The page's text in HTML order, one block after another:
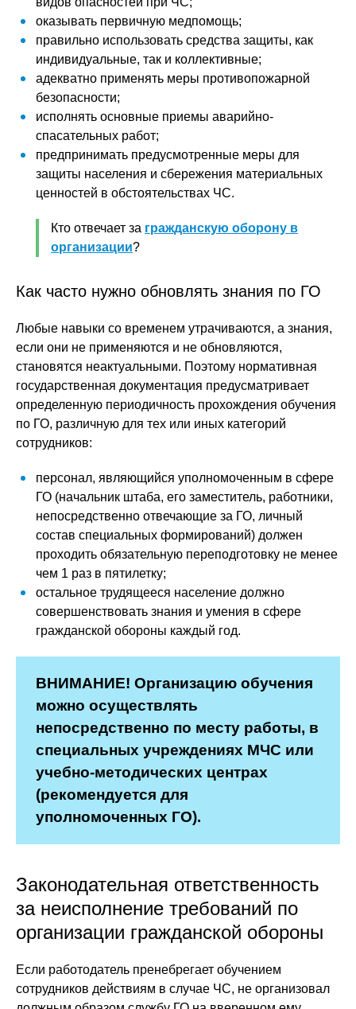
оказывать первичную медпомощь;
правильно использовать средства защиты, как
индивидуальные, так и коллективные;
адекватно применять меры противопожарной
безопасности;
исполнять основные приемы аварийно-
спасательных работ;
предпринимать предусмотренные меры для
защиты населения и сбережения материальных
ценностей в обстоятельствах ЧС.
Кто отвечает за гражданскую оборону в
организации?
Как часто нужно обновлять знания по ГО
Любые навыки со временем утрачиваются, а знания,
если они не применяются и не обновляются,
становятся неактуальными. Поэтому нормативная
государственная документация предусматривает
определенную периодичность прохождения обучения
по ГО, различную для тех или иных категорий
сотрудников:
персонал, являющийся уполномоченным в сфере
ГО (начальник штаба, его заместитель, работники,
непосредственно отвечающие за ГО, личный
состав специальных формирований) должен
проходить обязательную переподготовку не менее
чем 1 раз в пятилетку;
остальное трудящееся население должно
совершенствовать знания и умения в сфере
гражданской обороны каждый год.
ВНИМАНИЕ! Организацию обучения
можно осуществлять
непосредственно по месту работы, в
специальных учреждениях МЧС или
учебно-методических центрах
(рекомендуется для
уполномоченных ГО).
Законодательная ответственность
за неисполнение требований по
организации гражданской обороны
Если работодатель пренебрегает обучением
сотрудников действиям в случае ЧС, не организовал